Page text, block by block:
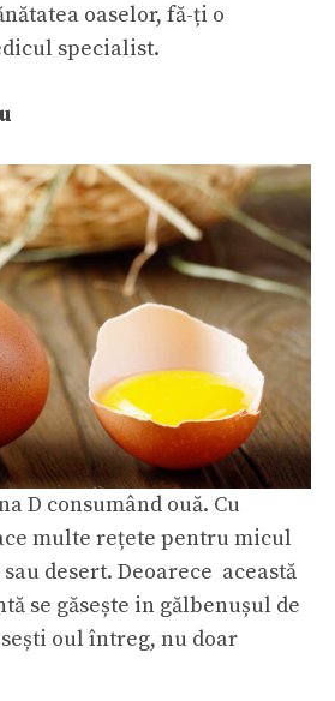
oaselor, fă-ți o
specialist.
D consumând ouă. Cu
multe rețete pentru micul
desert. Deoarece această
se găsește in gălbenușul de
oul întreg, nu doar